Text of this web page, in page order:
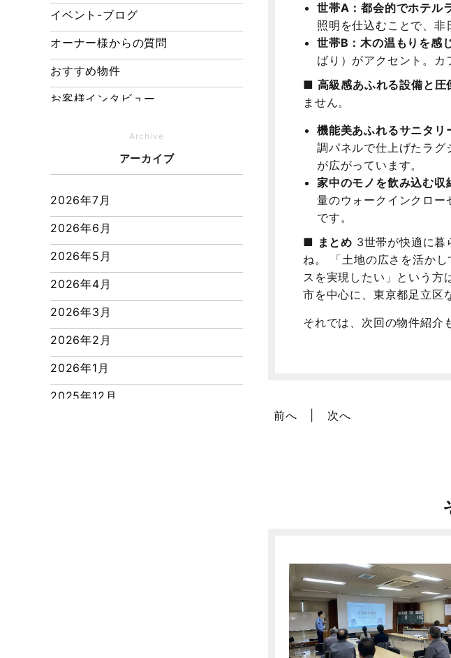
世帯A：都会的でホテル
照明を仕込むことで、非
世帯B：木の温もりを感
ばり）がアクセント。カ
■ 高級感あふれる設備と圧
ません。
機能美あふれるサニタリ
調パネルで仕上げたラグ
が広がっています。
家中のモノを飲み込む収
量のウォークインクロ
です。
■ まとめ 3世帯が快適に暮
ね。 「土地の広さを活か
スを実現したい」という方
市を中心に、東京都足立区
それでは、次回の物件紹介
前へ 次へ
イベント-ブログ
オーナー様からの質問
おすすめ物件
お客様インタビュー
キャンペーン
Archive
アーカイブ
2026年7月
2026年6月
2026年5月
2026年4月
2026年3月
2026年2月
2026年1月
2025年12月